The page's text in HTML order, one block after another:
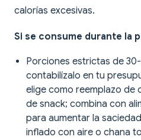
calorías excesivas.
Si se consume durante la
Porciones estrictas de
contabilízalo en tu
elige como reemplazo de
de snack; combina con
para aumentar la
inflado con aire o chana